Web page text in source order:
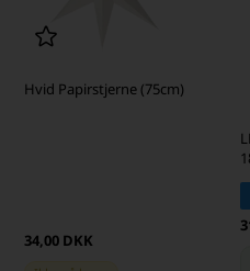
Hvid Papirstjerne (75cm)
34,00 DKK